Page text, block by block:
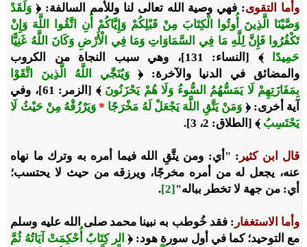
وأما التقوى: فهي وصية الله تعالى لنا وللأمم السالفة: ﴿ وَلَقَدْ
وَصَّيْنَا الَّذِينَ أُوتُوا الْكِتَابَ مِنْ قَبْلِكُمْ وَإِيَّاكُمْ أَنِ اتَّقُوا اللَّهَ وَإِنْ
تَكْفُرُوا فَإِنَّ لِلَّهِ مَا فِي السَّمَاوَاتِ وَمَا فِي الْأَرْضِ وَكَانَ اللَّهُ غَنِيًّا
حَمِيدًا
﴾ [النساء: 131]، وهي سبب النجاة من الكروب
والمضائق في الدنيا والآخرة: ﴿وَيُنَجِّي اللَّهُ الَّذِينَ اتَّقَوْا
بِمَفَازَتِهِمْ لَا يَمَسُّهُمُ السُّوءُ وَلَا هُمْ يَحْزَنُونَ
﴾ [الزمر: 61]، وفي
آية أخرى: ﴿ وَمَنْ يَتَّقِ اللَّهَ يَجْعَلْ لَهُ مَخْرَجًا *وَيَرْزُقْهُ مِنْ حَيْثُ لَا
يَحْتَسِبُ ﴾ [الطلاق: 2، 3].
قال ابن كثير : "أي: ومن يتَّقِ الله فيما أمره به وترك ما نهاه
عنه، يجعل له من أمره مخرجًا، ويرزقه من حيث لا يحتسب؛
أي: من جهة لا تخطر بباله"[2]
.
وأما الاستغفار : فقد خُوطب به نبينا محمد صلى الله عليه وسلم
مع التوحيد؛ كما في أول سورة هود: ﴿ الر كِتَابٌ أُحْكِمَتْ آيَاتُهُ ثُمَّ